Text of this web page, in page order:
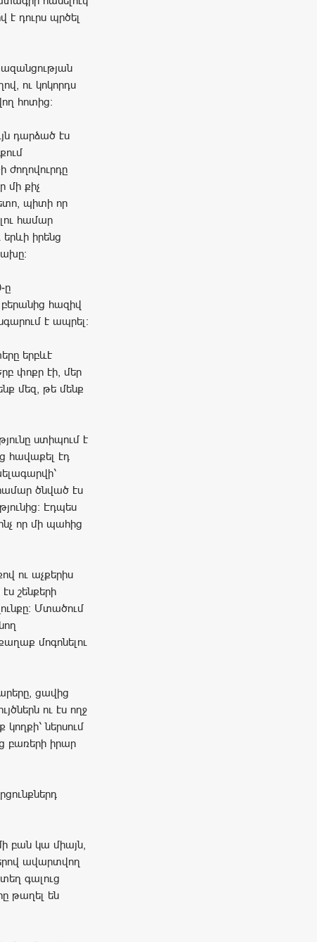
դուրս պրծել
ու կոկորդս
հոտից։
դարձած էս
ժողովուրդը
մի քիչ
պիտի որ
համար
իրենց
ը
հազիվ
է ապրել։
երբևէ
փոքր էի, մեր
մեզ, թե մենք
ստիպում է
հավաքել էդ
ծնված էս
Էդպես
որ մի պահից
ու աչքերիս
շենքերի
Մտածում
մոգոնելու
ցավից
ու էս ողջ
ներսում
բառերի իրար
բան կա միայն,
ավարտվող
գալուց
թաղել են